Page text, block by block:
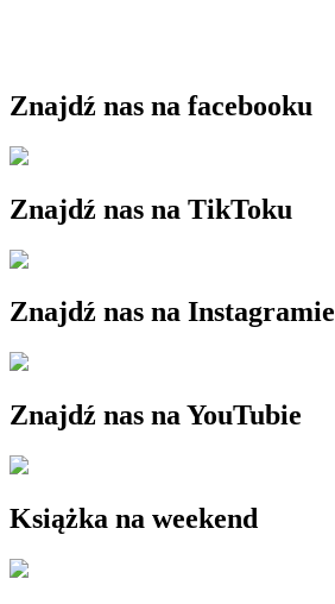
Znajdź nas na facebooku
Znajdź nas na TikToku
Znajdź nas na Instagramie
Znajdź nas na YouTubie
Książka na weekend